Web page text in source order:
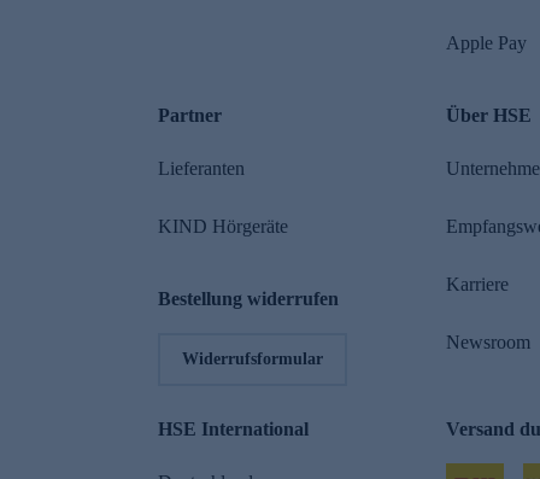
Apple Pay
Partner
Lieferanten
KIND Hörgeräte
Bestellung widerrufen
Widerrufsformular
Über HSE
Karriere
Newsroom
HSE International Versand